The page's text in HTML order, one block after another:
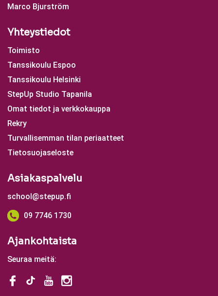
Marco Bjurström
Yhteystiedot
Toimisto
Tanssikoulu Espoo
Tanssikoulu Helsinki
StepUp Studio Tapanila
Omat tiedot ja verkkokauppa
Rekry
Turvallisemman tilan periaatteet
Tietosuojaseloste
Asiakaspalvelu
school@stepup.fi
09 7746 1730
Ajankohtaista
Seuraa meitä: